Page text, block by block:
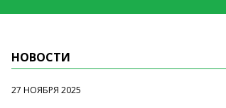
НОВОСТИ
27 НОЯБРЯ 2025